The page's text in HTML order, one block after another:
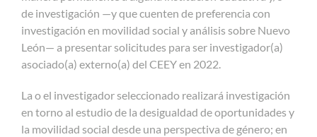
de investigación —y que cuenten de preferencia con
investigación en movilidad social y análisis sobre Nuevo
León— a presentar solicitudes para ser investigador(a)
asociado(a) externo(a) del CEEY en 2022.
La o el investigador seleccionado realizará investigación
en torno al estudio de la desigualdad de oportunidades y
la movilidad social desde una perspectiva de género; en